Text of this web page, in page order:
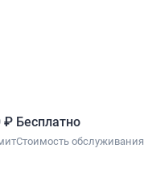
₽ Бесплатно
Стоимость обслуживания